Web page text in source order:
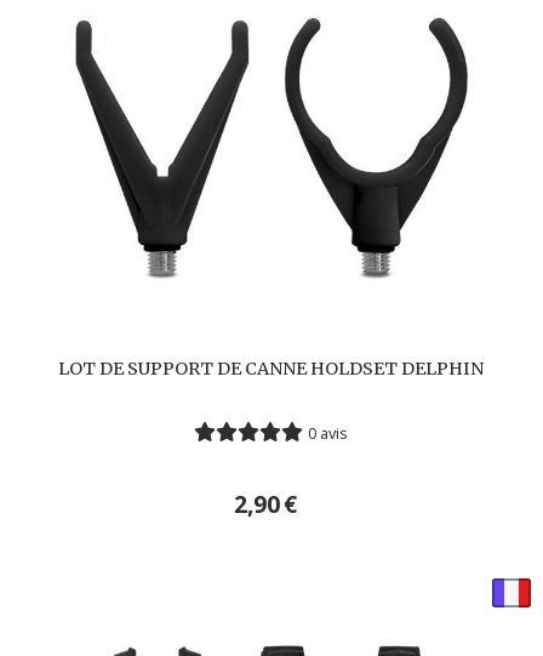
LOT DE SUPPORT DE CANNE HOLDSET DELPHIN
0 avis
2,90€